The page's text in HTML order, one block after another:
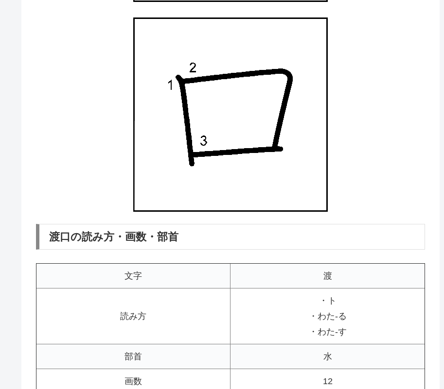
渡口の読み方・画数・部首
文字 渡
読み方
・ト
・わた-る
・わた-す
部首 水
画数 12